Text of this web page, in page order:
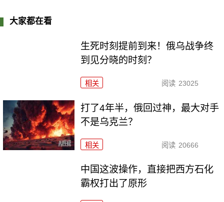
大家都在看
生死时刻提前到来！俄乌战争终
到见分晓的时刻？
相关 阅读 23025
打了4年半，俄回过神，最大对手
不是乌克兰？
相关 阅读 20666
中国这波操作，直接把西方石化
霸权打出了原形